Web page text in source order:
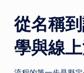
從名稱
學與線